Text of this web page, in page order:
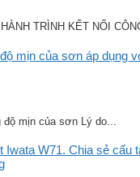
TRÌNH KẾT NỐI
mịn của sơn áp dụng
mịn của sơn Lý do...
Iwata W71. Chia sẻ cấu